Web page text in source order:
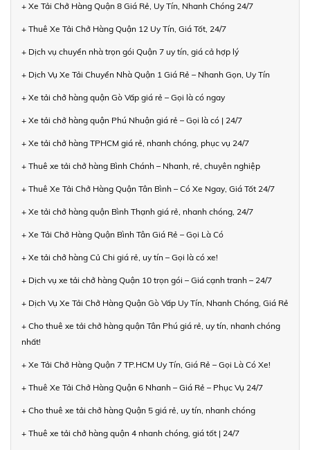
+ Xe Tải Chở Hàng Quận 8 Giá Rẻ, Uy Tín, Nhanh Chóng 24/7
+ Thuê Xe Tải Chở Hàng Quận 12 Uy Tín, Giá Tốt, 24/7
+ Dịch vụ chuyển nhà trọn gói Quận 7 uy tín, giá cả hợp lý
+ Dịch Vụ Xe Tải Chuyển Nhà Quận 1 Giá Rẻ – Nhanh Gọn, Uy Tín
+ Xe tải chở hàng quận Gò Vấp giá rẻ – Gọi là có ngay
+ Xe tải chở hàng quận Phú Nhuận giá rẻ – Gọi là có | 24/7
+ Xe tải chở hàng TPHCM giá rẻ, nhanh chóng, phục vụ 24/7
+ Thuê xe tải chở hàng Bình Chánh – Nhanh, rẻ, chuyên nghiệp
+ Thuê Xe Tải Chở Hàng Quận Tân Bình – Có Xe Ngay, Giá Tốt 24/7
+ Xe tải chở hàng quận Bình Thạnh giá rẻ, nhanh chóng, 24/7
+ Xe Tải Chở Hàng Quận Bình Tân Giá Rẻ – Gọi Là Có
+ Xe tải chở hàng Củ Chi giá rẻ, uy tín – Gọi là có xe!
+ Dịch vụ xe tải chở hàng Quận 10 trọn gói – Giá cạnh tranh – 24/7
+ Dịch Vụ Xe Tải Chở Hàng Quận Gò Vấp Uy Tín, Nhanh Chóng, Giá Rẻ
+ Cho thuê xe tải chở hàng quận Tân Phú giá rẻ, uy tín, nhanh chóng
nhất!
+ Xe Tải Chở Hàng Quận 7 TP.HCM Uy Tín, Giá Rẻ – Gọi Là Có Xe!
+ Thuê Xe Tải Chở Hàng Quận 6 Nhanh – Giá Rẻ – Phục Vụ 24/7
+ Cho thuê xe tải chở hàng Quận 5 giá rẻ, uy tín, nhanh chóng
+ Thuê xe tải chở hàng quận 4 nhanh chóng, giá tốt | 24/7